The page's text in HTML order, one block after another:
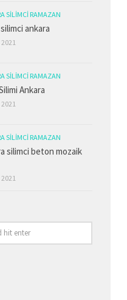
SILIMCI RAMAZAN
ankara
2021
SILIMCI RAMAZAN
Ankara
2021
SILIMCI RAMAZAN
silimci beton mozaik
2021